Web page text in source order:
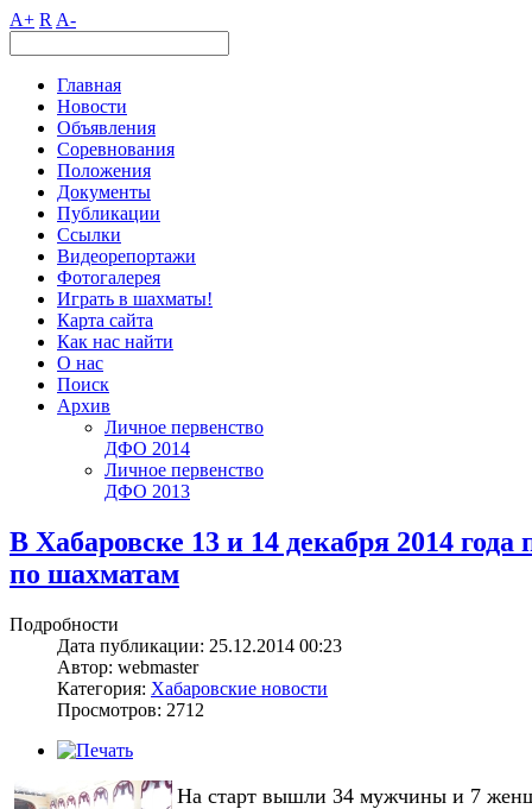
A+ R A-
Главная
Новости
Объявления
Соревнования
Положения
Документы
Публикации
Ссылки
Видеорепортажи
Фотогалерея
Играть в шахматы!
Карта сайта
Как нас найти
О нас
Поиск
Архив
Личное первенство
ДФО 2014
Личное первенство
ДФО 2013
В Хабаровске 13 и 14 декабря 2014
по шахматам
Подробности
Дата публикации: 25.12.2014 00:23
Автор: webmaster
Категория: Хабаровские новости
Просмотров: 2712
На старт вышли 34 мужчины и 7